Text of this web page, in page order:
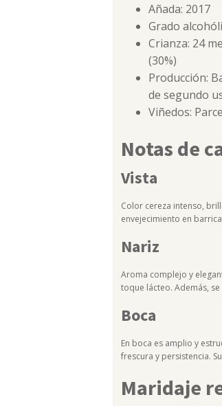
Añada: 2017
Grado
Crianza: 24
(30%)
Producción:
de segundo
Viñedos:
Notas de
Vista
Color cereza intenso,
envejecimiento en
Nariz
Aroma complejo y
toque lácteo. Además,
Boca
En boca es amplio y
frescura y persistencia.
Maridaje